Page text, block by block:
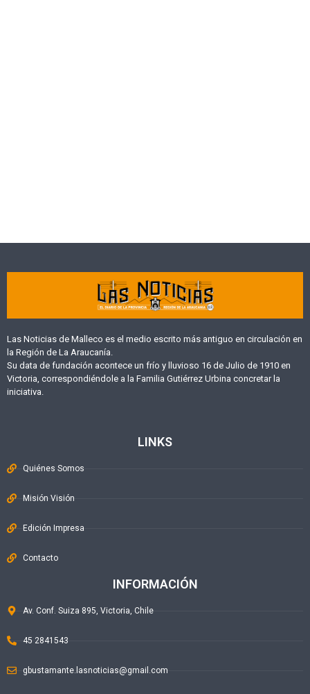
Las Noticias de Malleco es el medio escrito más antiguo en circulación en
la Región de La Araucanía.
Su data de fundación acontece un frío y lluvioso 16 de Julio de 1910 en
Victoria, correspondiéndole a la Familia Gutiérrez Urbina concretar la
iniciativa.
LINKS
Quiénes Somos
Misión Visión
Edición Impresa
Contacto
INFORMACIÓN
Av. Conf. Suiza 895, Victoria, Chile
45 2841543
gbustamante.lasnoticias@gmail.com